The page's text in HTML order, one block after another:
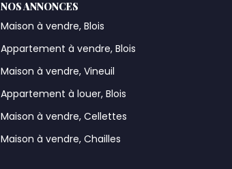
NOS ANNONCES
Maison à vendre, Blois
Appartement à vendre, Blois
Maison à vendre, Vineuil
Appartement à louer, Blois
Maison à vendre, Cellettes
Maison à vendre, Chailles